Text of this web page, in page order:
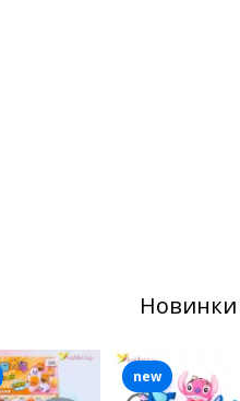
Новинки
new